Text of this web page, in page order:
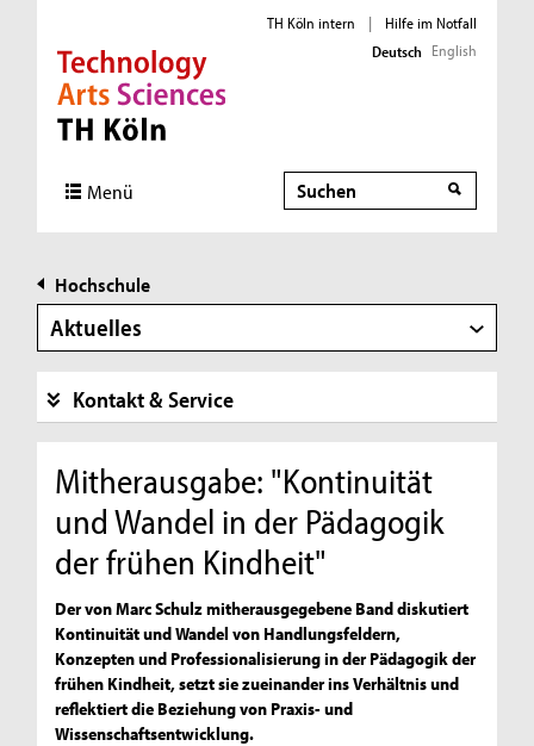
Direkt zur Hauptnavigation
Direkt zur Subnavigation
Direkt zum Inhalt
Direkt zum Fußbereich
TH Köln intern |
Hilfe im Notfall
Deutsch English
Menü Suche
Hochschule
Aktuelles
Kontakt & Service
Mitherausgabe: "Kontinuität
und Wandel in der Pädagogik
der frühen Kindheit"
Der von Marc Schulz mitherausgegebene Band diskutiert
Kontinuität und Wandel von Handlungsfeldern,
Konzepten und Professionalisierung in der Pädagogik der
frühen Kindheit, setzt sie zueinander ins Verhältnis und
reflektiert die Beziehung von Praxis- und
Wissenschaftsentwicklung.